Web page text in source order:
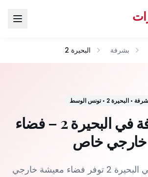
بشرفة البحيرة 2
•البحيرة 2 •تونس الوسط
شقة بشرفة في البحيرة 2 – فضاء
خارجي خاص
الشقق بشرفة في البحيرة 2 توفر فضاء معيشة خارجي